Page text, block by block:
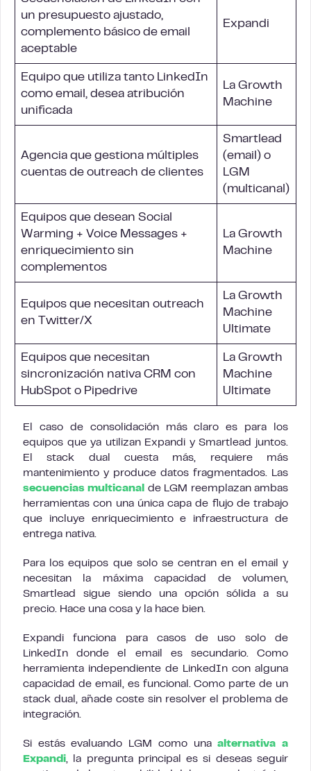
un presupuesto ajustado,
complemento básico de email
aceptable
Expandi
Equipo que utiliza tanto LinkedIn
como email, desea atribución
unificada
La Growth
Machine
Agencia que gestiona múltiples
cuentas de outreach de clientes
Smartlead
(email) o
LGM
(multicanal)
Equipos que desean Social
Warming + Voice Messages +
enriquecimiento sin
complementos
La Growth
Machine
Equipos que necesitan outreach
en Twitter/X
La Growth
Machine
Ultimate
Equipos que necesitan
sincronización nativa CRM con
HubSpot o Pipedrive
La Growth
Machine
Ultimate
El caso de consolidación más claro es para los
equipos que ya utilizan Expandi y Smartlead juntos.
El stack dual cuesta más, requiere más
mantenimiento y produce datos fragmentados. Las
secuencias multicanal
de LGM reemplazan ambas
herramientas con una única capa de flujo de trabajo
que incluye enriquecimiento e infraestructura de
entrega nativa.
Para los equipos que solo se centran en el email y
necesitan la máxima capacidad de volumen,
Smartlead sigue siendo una opción sólida a su
precio. Hace una cosa y la hace bien.
Expandi funciona para casos de uso solo de
LinkedIn donde el email es secundario. Como
herramienta independiente de LinkedIn con alguna
capacidad de email, es funcional. Como parte de un
stack dual, añade coste sin resolver el problema de
integración.
Si estás evaluando LGM como unaalternativa a
Expandi, la pregunta principal es si deseas seguir